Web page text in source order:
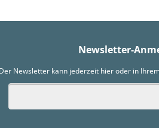
Newsletter-
Der Newsletter kann jederzeit hier oder in